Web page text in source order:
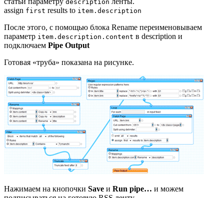
description
assign first results to item.description
После этого, с помощью блока Rename переименовываем
параметр item.description.content в description и
подключаем Pipe Output
Готовая «труба» показана на рисунке.
Нажимаем на кнопочки Save и Run pipe… и можем